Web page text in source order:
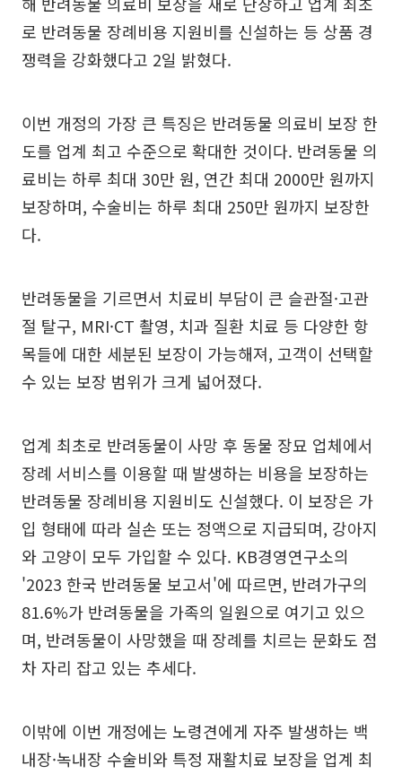
로 반려동물 장례비용 지원비를 신설하는 등 상품 경
쟁력을 강화했다고 2일 밝혔다.
이번 개정의 가장 큰 특징은 반려동물 의료비 보장 한
도를 업계 최고 수준으로 확대한 것이다. 반려동물 의
료비는 하루 최대 30만 원, 연간 최대 2000만 원까지
보장하며, 수술비는 하루 최대 250만 원까지 보장한
다.
반려동물을 기르면서 치료비 부담이 큰 슬관절·고관
절 탈구, MRI·CT 촬영, 치과 질환 치료 등 다양한 항
목들에 대한 세분된 보장이 가능해져, 고객이 선택할
수 있는 보장 범위가 크게 넓어졌다.
업계 최초로 반려동물이 사망 후 동물 장묘 업체에서
장례 서비스를 이용할 때 발생하는 비용을 보장하는
반려동물 장례비용 지원비도 신설했다. 이 보장은 가
입 형태에 따라 실손 또는 정액으로 지급되며, 강아지
와 고양이 모두 가입할 수 있다. KB경영연구소의
'2023 한국 반려동물 보고서'에 따르면, 반려가구의
81.6%가 반려동물을 가족의 일원으로 여기고 있으
며, 반려동물이 사망했을 때 장례를 치르는 문화도 점
차 자리 잡고 있는 추세다.
이밖에 이번 개정에는 노령견에게 자주 발생하는 백
내장·녹내장 수술비와 특정 재활치료 보장을 업계 최